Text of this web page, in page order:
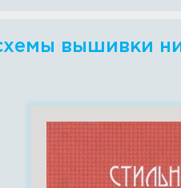
вышивки